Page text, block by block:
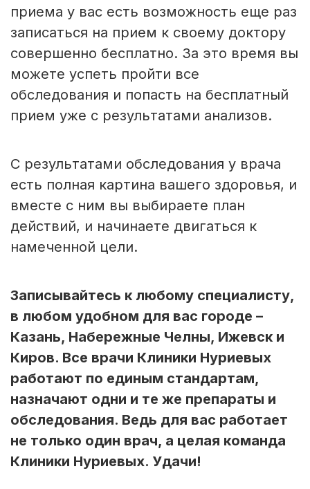
приема у вас есть возможность еще раз
записаться на прием к своему доктору
совершенно бесплатно. За это время вы
можете успеть пройти все
обследования и попасть на бесплатный
прием уже с результатами анализов.
С результатами обследования у врача
есть полная картина вашего здоровья, и
вместе с ним вы выбираете план
действий, и начинаете двигаться к
намеченной цели.
Записывайтесь к любому специалисту,
в любом удобном для вас городе –
Казань, Набережные Челны, Ижевск и
Киров. Все врачи Клиники Нуриевых
работают по единым стандартам,
назначают одни и те же препараты и
обследования. Ведь для вас работает
не только один врач, а целая команда
Клиники Нуриевых. Удачи!